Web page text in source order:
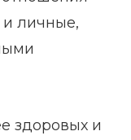
личные,
здоровых и